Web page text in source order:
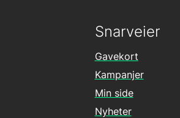
Snarveier
Gavekort
Kampanjer
Min side
Nyheter